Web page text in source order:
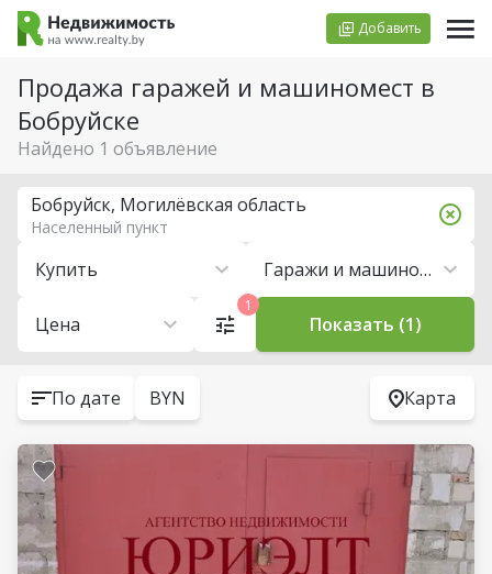
Добавить
Продажа гаражей и машиномест в
Бобруйске
Найдено 1 объявление
Купить Гаражи и машиноместа
Цена
Бобруйск, Могилёвская область
Населенный пункт
1
Показать (1)
По дате BYN Карта